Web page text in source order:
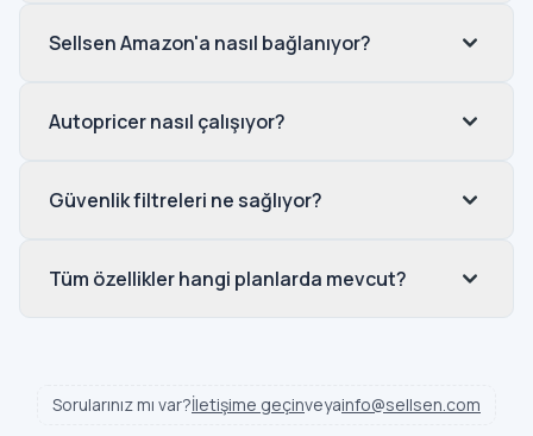
Sellsen Amazon'a nasıl bağlanıyor?
Autopricer nasıl çalışıyor?
Güvenlik filtreleri ne sağlıyor?
Tüm özellikler hangi planlarda mevcut?
Sorularınız mı var?İletişime geçinveyainfo@sellsen.com